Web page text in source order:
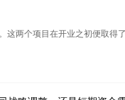
这两个项目在开业之初便取得